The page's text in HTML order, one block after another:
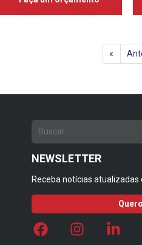
«
NEWSLETTER
Receba notícias atualizadas